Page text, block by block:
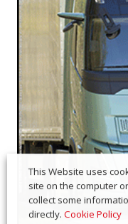
This Website uses
site on the computer
collect some
directly. Cookie Policy